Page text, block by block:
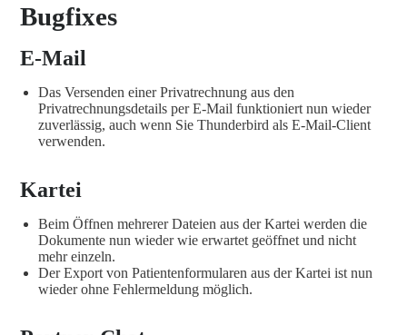
Bugfixes
E-Mail
Das Versenden einer Privatrechnung aus den
Privatrechnungsdetails per E-Mail funktioniert nun wieder
zuverlässig, auch wenn Sie Thunderbird als E-Mail-Client
verwenden.
Kartei
Beim Öffnen mehrerer Dateien aus der Kartei werden die
Dokumente nun wieder wie erwartet geöffnet und nicht
mehr einzeln.
Der Export von Patientenformularen aus der Kartei ist nun
wieder ohne Fehlermeldung möglich.